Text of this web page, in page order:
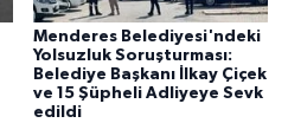
Menderes Belediyesi'ndeki
Yolsuzluk Soruşturması:
Belediye Başkanı İlkay Çiçek
ve 15 Şüpheli Adliyeye Sevk
edildi